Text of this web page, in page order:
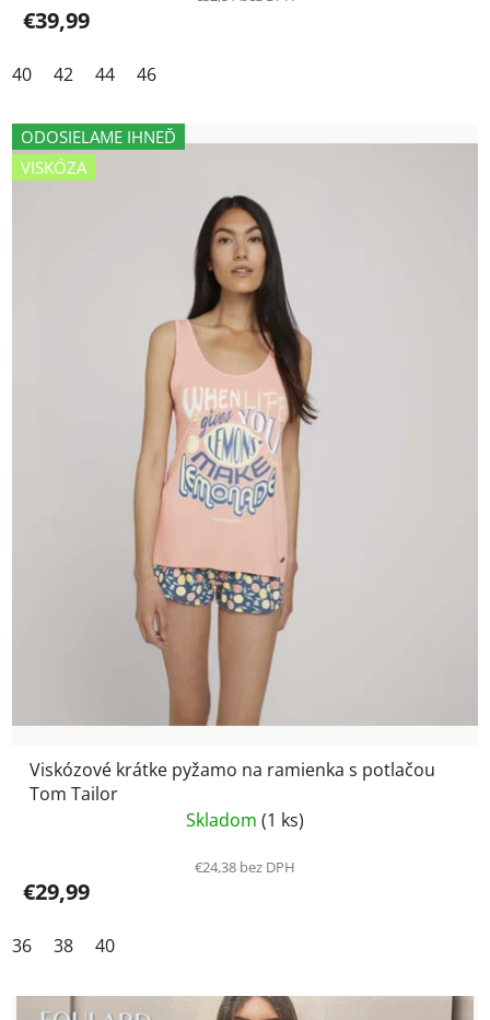
€39,99
40 42 44 46
ODOSIELAME IHNEĎ
VISKÓZA
Viskózové krátke pyžamo na ramienka s potlačou
Tom Tailor
Skladom (1 ks)
€24,38 bez DPH
€29,99
36 38 40